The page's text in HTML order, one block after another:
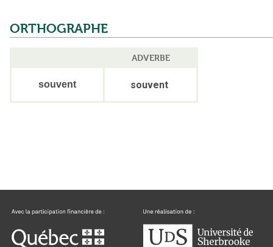
ORTHOGRAPHE
ADVERBE
souvent souvent